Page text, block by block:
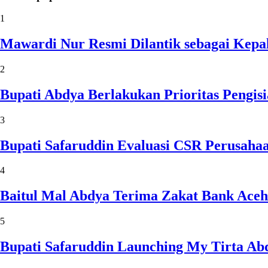
1
Mawardi Nur Resmi Dilantik sebagai
2
Bupati Abdya Berlakukan Prioritas
3
Bupati Safaruddin Evaluasi CSR
4
Baitul Mal Abdya Terima Zakat Bank
5
Bupati Safaruddin Launching My Tirta